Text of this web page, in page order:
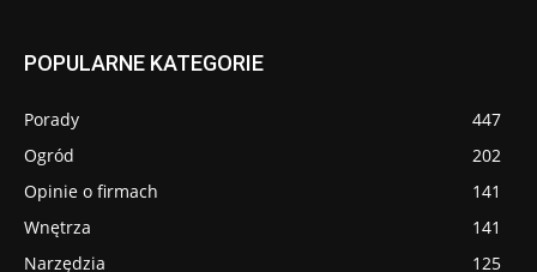
POPULARNE KATEGORIE
Porady
447
Ogród
202
Opinie o firmach
141
Wnętrza
141
Narzędzia
125